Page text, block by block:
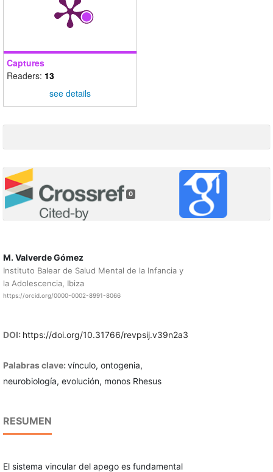
Captures
Readers: 13
see details
0
M. Valverde Gómez
Instituto Balear de Salud Mental de la Infancia y
la Adolescencia, Ibiza
https://orcid.org/0000-0002-8991-8066
DOI: https://doi.org/10.31766/revpsij.v39n2a3
Palabras clave: vínculo, ontogenia,
neurobiología, evolución, monos Rhesus
RESUMEN
El sistema vincular del apego es fundamental